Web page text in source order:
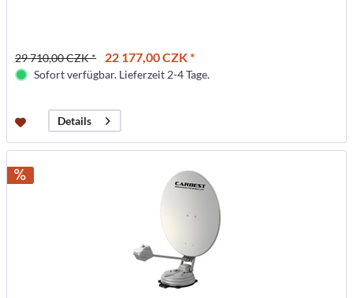
29 710,00 CZK * 22 177,00 CZK *
Sofort verfügbar. Lieferzeit 2-4 Tage.
Details